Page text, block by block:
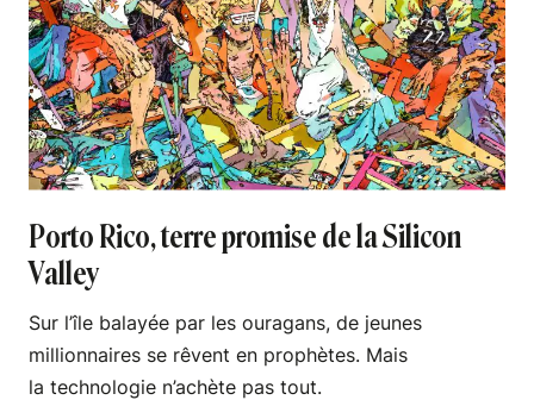
Porto Rico, terre promise de la Silicon
Valley
Sur l’île balayée par les ouragans, de jeunes
millionnaires se rêvent en prophètes. Mais
la technologie n’achète pas tout.